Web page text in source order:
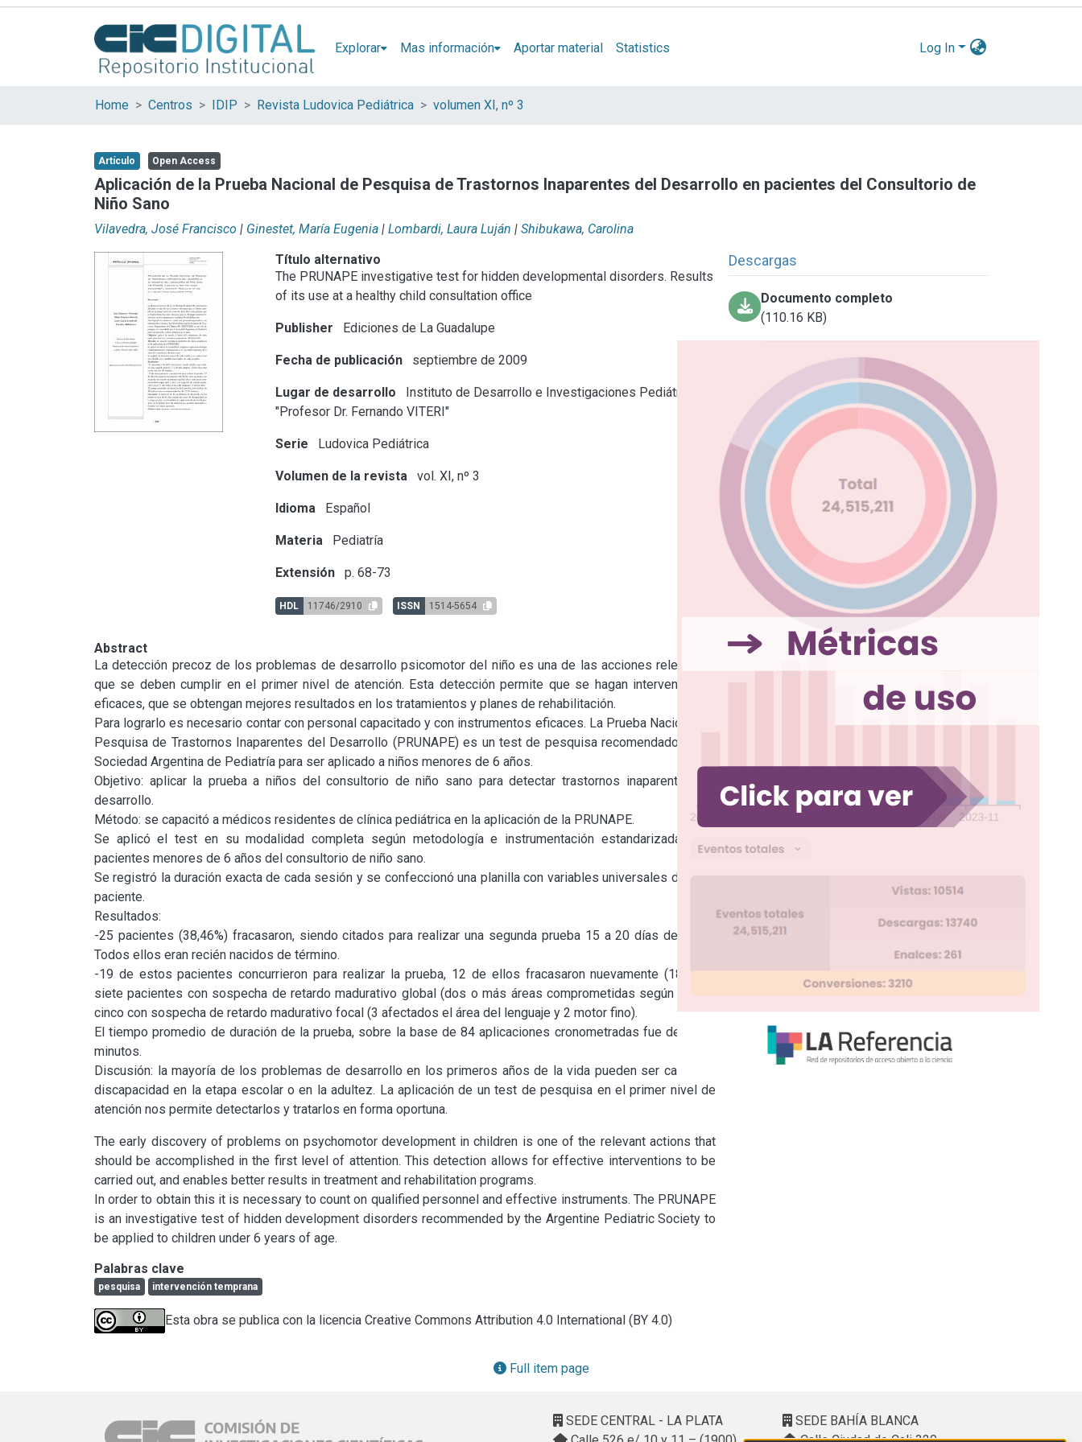
Explorar Mas información Aportar material Statistics Log In
Home Centros IDIP Revista Ludovica Pediátrica volumen XI, nº 3
Artículo Open Access
Aplicación de la Prueba Nacional de Pesquisa de Trastornos Inaparentes del Desarrollo en pacientes del Consultorio de
Niño Sano
Vilavedra, José Francisco | Ginestet, María Eugenia | Lombardi, Laura Luján | Shibukawa, Carolina
Título alternativo
The PRUNAPE investigative test for hidden developmental disorders. Results
of its use at a healthy child consultation office
Publisher Ediciones de La Guadalupe
Fecha de publicación septiembre de 2009
Lugar de desarrollo
Instituto de Desarrollo e Investigaciones Pediátricas
"Profesor Dr. Fernando VITERI"
Serie Ludovica Pediátrica
Volumen de la revista vol. XI, nº 3
Idioma Español
Materia Pediatría
Extensión p. 68-73
HDL 11746/2910 ISSN 1514-5654
Descargas
Documento completo
(110.16 KB)
Abstract
La detección precoz de los problemas de desarrollo psicomotor del niño es una de las acciones relevantes
que se deben cumplir en el primer nivel de atención. Esta detección permite que se hagan intervenciones
eficaces, que se obtengan mejores resultados en los tratamientos y planes de rehabilitación.
Para lograrlo es necesario contar con personal capacitado y con instrumentos eficaces. La Prueba Nacional de
Pesquisa de Trastornos Inaparentes del Desarrollo (PRUNAPE) es un test de pesquisa recomendado por la
Sociedad Argentina de Pediatría para ser aplicado a niños menores de 6 años.
Objetivo: aplicar la prueba a niños del consultorio de niño sano para detectar trastornos inaparentes del
desarrollo.
Método: se capacitó a médicos residentes de clínica pediátrica en la aplicación de la PRUNAPE.
Se aplicó el test en su modalidad completa según metodología e instrumentación estandarizada a 65
pacientes menores de 6 años del consultorio de niño sano.
Se registró la duración exacta de cada sesión y se confeccionó una planilla con variables universales de cada
paciente.
Resultados:
-25 pacientes (38,46%) fracasaron, siendo citados para realizar una segunda prueba 15 a 20 días después.
Todos ellos eran recién nacidos de término.
-19 de estos pacientes concurrieron para realizar la prueba, 12 de ellos fracasaron nuevamente (18,46%):
siete pacientes con sospecha de retardo madurativo global (dos o más áreas comprometidas según test) y
cinco con sospecha de retardo madurativo focal (3 afectados el área del lenguaje y 2 motor fino).
El tiempo promedio de duración de la prueba, sobre la base de 84 aplicaciones cronometradas fue de 12,95
minutos.
Discusión: la mayoría de los problemas de desarrollo en los primeros años de la vida pueden ser causa de
discapacidad en la etapa escolar o en la adultez. La aplicación de un test de pesquisa en el primer nivel de
atención nos permite detectarlos y tratarlos en forma oportuna.
The early discovery of problems on psychomotor development in children is one of the relevant actions that
should be accomplished in the first level of attention. This detection allows for effective interventions to be
carried out, and enables better results in treatment and rehabilitation programs.
In order to obtain this it is necessary to count on qualified personnel and effective instruments. The PRUNAPE
is an investigative test of hidden development disorders recommended by the Argentine Pediatric Society to
be applied to children under 6 years of age.
Palabras clave
pesquisa intervención temprana
Esta obra se publica con la licencia Creative Commons Attribution 4.0 International (BY 4.0)
Full item page
SEDE CENTRAL - LA PLATA
SEDE BAHÍA BLANCA